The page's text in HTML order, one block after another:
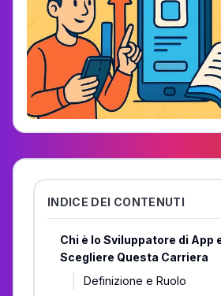
INDICE DEI CONTENUTI
Chi è lo Sviluppatore di App
Scegliere Questa Carriera
Definizione e Ruolo